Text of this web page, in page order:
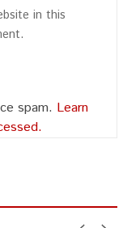
in this
spam. Learn